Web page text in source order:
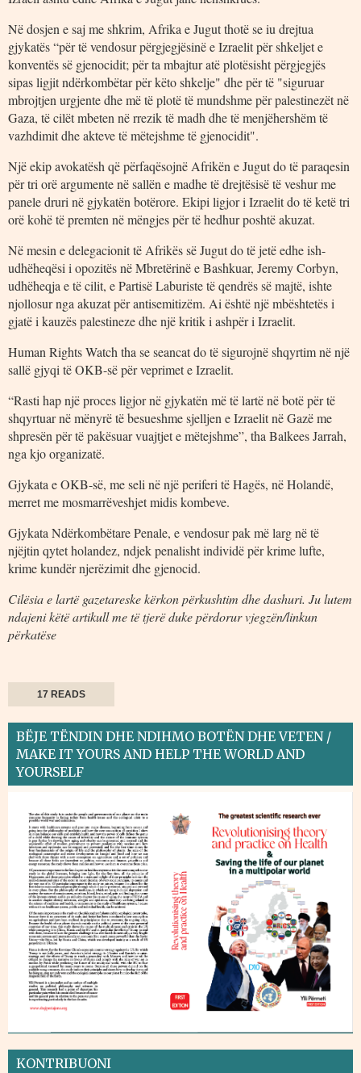
Në dosjen e saj me shkrim, Afrika e Jugut thotë se iu drejtua
gjykatës “për të vendosur përgjegjësinë e Izraelit për shkeljet e
konventës së gjenocidit; për ta mbajtur atë plotësisht përgjegjës
sipas ligjit ndërkombëtar për këto shkelje" dhe për të "siguruar
mbrojtjen urgjente dhe më të plotë të mundshme për palestinezët në
Gaza, të cilët mbeten në rrezik të madh dhe të menjëhershëm të
vazhdimit dhe akteve të mëtejshme të gjenocidit".
​Një ekip avokatësh që përfaqësojnë Afrikën e Jugut do të paraqesin
për tri orë argumente në sallën e madhe të drejtësisë të veshur me
panele druri në gjykatën botërore. Ekipi ligjor i Izraelit do të ketë tri
orë kohë të premten në mëngjes për të hedhur poshtë akuzat.
Në mesin e delegacionit të Afrikës së Jugut do të jetë edhe ish-
udhëheqësi i opozitës në Mbretërinë e Bashkuar, Jeremy Corbyn,
udhëheqja e të cilit, e Partisë Laburiste të qendrës së majtë, ishte
njollosur nga akuzat për antisemitizëm. Ai është një mbështetës i
gjatë i kauzës palestineze dhe një kritik i ashpër i Izraelit.
Human Rights Watch tha se seancat do të sigurojnë shqyrtim në një
sallë gjyqi të OKB-së për veprimet e Izraelit.
“Rasti hap një proces ligjor në gjykatën më të lartë në botë për të
shqyrtuar në mënyrë të besueshme sjelljen e Izraelit në Gazë me
shpresën për të pakësuar vuajtjet e mëtejshme”, tha Balkees Jarrah,
nga kjo organizatë.
Gjykata e OKB-së, me seli në një periferi të Hagës, në Holandë,
merret me mosmarrëveshjet midis kombeve.
Gjykata Ndërkombëtare Penale, e vendosur pak më larg në të
njëjtin qytet holandez, ndjek penalisht individë për krime lufte,
krime kundër njerëzimit dhe gjenocid.
Cilësia e lartë gazetareske kërkon përkushtim dhe dashuri. Ju lutem
ndajeni këtë artikull me të tjerë duke përdorur vjegzën/linkun
përkatëse
17 READS
BËJE TËNDIN DHE NDIHMO BOTËN DHE VETEN /
MAKE IT YOURS AND HELP THE WORLD AND
YOURSELF
KONTRIBUONI